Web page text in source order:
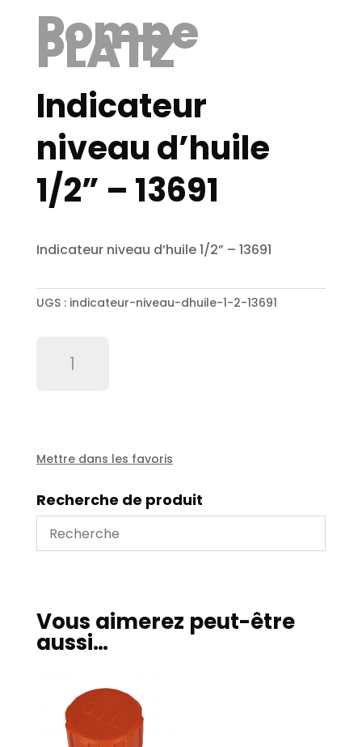
Pompe
PLATZ
Indicateur
niveau d’huile
1/2” – 13691
Indicateur niveau d’huile 1/2” – 13691
UGS : indicateur-niveau-dhuile-1-2-13691
-
Mettre dans les favoris
Recherche de produit
Vous aimerez peut-être
aussi…